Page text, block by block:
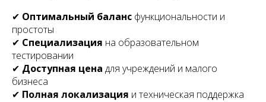
✔ Оптимальный баланс функциональности и
простоты
✔ Специализация на образовательном
тестировании
✔ Доступная цена для учреждений и малого
бизнеса
✔ Полная локализация и техническая поддержка